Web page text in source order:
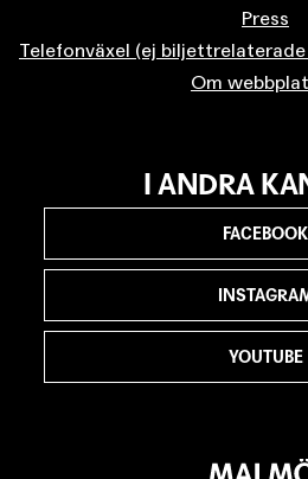
Press
Telefonväxel (ej
Om
I ANDRA
FACEBOOK
YOUTUBE